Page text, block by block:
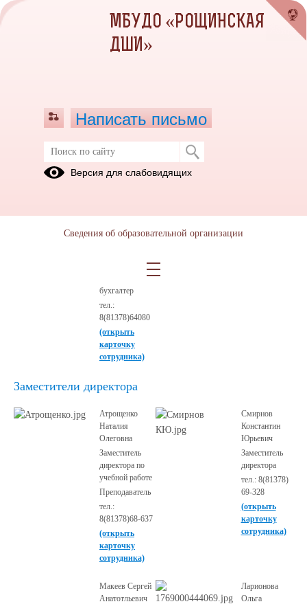
Все образовательные программы
Ваняшина
бухгалтер
тел.:
8(81378)64080
(открыть
карточку
сотрудника)
Заместители директора
Атрощенко
Наталия
Олеговна
Заместитель
директора по
учебной работе
Преподаватель
тел.:
8(81378)68-637
(открыть
карточку
сотрудника)
Смирнов
Константин
Юрьевич
Заместитель
директора
тел.: 8(81378)
69-328
(открыть
карточку
сотрудника)
Макеев Сергей
Анатотльевич
Ларионова
Ольга
МБУДО «РОЩИНСКАЯ
ДШИ»
Написать письмо
Версия для слабовидящих
Сведения об образовательной организации